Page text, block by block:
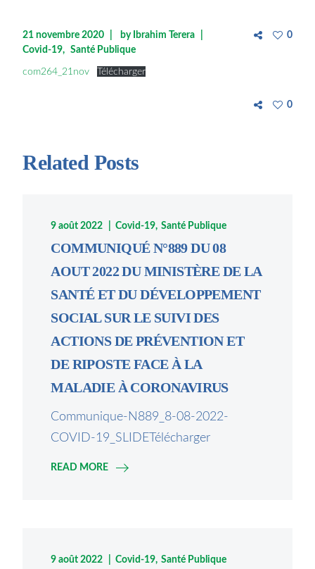
21 novembre 2020 by Ibrahim Terera
Covid-19
Santé Publique
0
com264_21nov Télécharger
0
Related Posts
9 août 2022 Covid-19 Santé Publique
COMMUNIQUÉ N°889 DU 08
AOUT 2022 DU MINISTÈRE DE LA
SANTÉ ET DU DÉVELOPPEMENT
SOCIAL SUR LE SUIVI DES
ACTIONS DE PRÉVENTION ET
DE RIPOSTE FACE À LA
MALADIE À CORONAVIRUS
Communique-N889_8-08-2022-
COVID-19_SLIDETélécharger
READ MORE
9 août 2022 Covid-19 Santé Publique